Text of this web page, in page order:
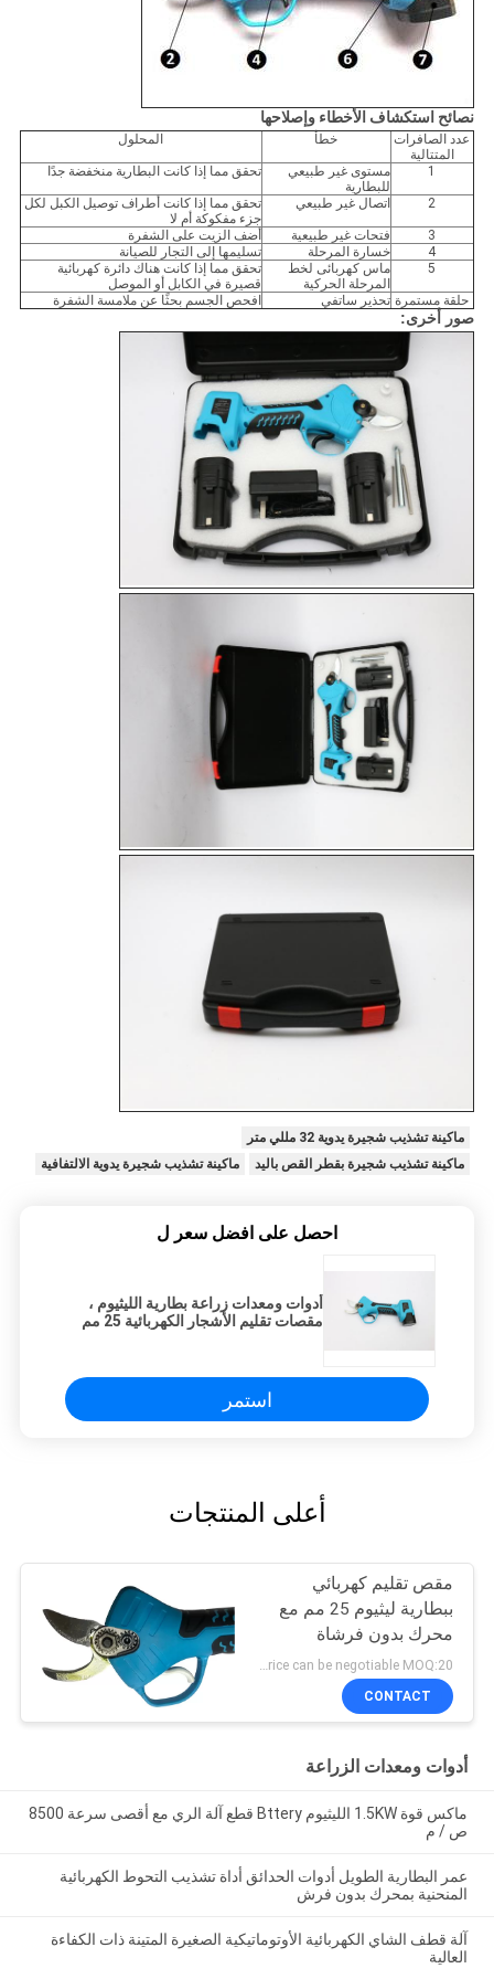
نصائح استكشاف الأخطاء وإصلاحها
عدد الصافرات
المتتالية
خطأ المحلول
1
مستوى غير طبيعي
للبطارية
تحقق مما إذا كانت البطارية منخفضة جدًا
2 اتصال غير طبيعي
تحقق مما إذا كانت أطراف توصيل الكبل لكل
جزء مفكوكة أم لا
3
فتحات غير طبيعية
أضف الزيت على الشفرة
4
خسارة المرحلة
تسليمها إلى التجار للصيانة
5
ماس كهربائى لخط
المرحلة الحركية
تحقق مما إذا كانت هناك دائرة كهربائية
قصيرة في الكابل أو الموصل
حلقة مستمرة تحذير ساتفي افحص الجسم بحثًا عن ملامسة الشفرة
صور أخرى:
ماكينة تشذيب شجيرة يدوية 32 مللي متر
ماكينة تشذيب شجيرة بقطر القص باليد
ماكينة تشذيب شجيرة يدوية الالتفافية
احصل على افضل سعر ل
أدوات ومعدات زراعة بطارية الليثيوم ،
مقصات تقليم الأشجار الكهربائية 25 مم
استمر
أعلى المنتجات
مقص تقليم كهربائي
ببطارية ليثيوم 25 مم مع
محرك بدون فرشاة
Price can be negotiable MOQ:20 مجموعة
CONTACT
أدوات ومعدات الزراعة
ماكس قوة 1.5KW الليثيوم Bttery قطع آلة الري مع أقصى سرعة 8500
ص / م
عمر البطارية الطويل أدوات الحدائق أداة تشذيب التحوط الكهربائية
المنحنية بمحرك بدون فرش
آلة قطف الشاي الكهربائية الأوتوماتيكية الصغيرة المتينة ذات الكفاءة
العالية